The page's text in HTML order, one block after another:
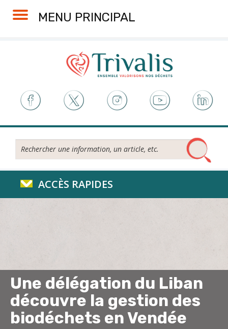
MENU PRINCIPAL
Rechercher...
ACCÈS RAPIDES
Une délégation du Liban
découvre la gestion des
biodéchets en Vendée